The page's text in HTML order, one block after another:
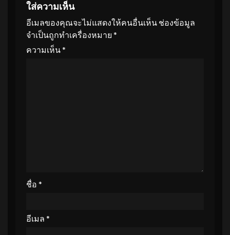
ใส่ความเห็น
อีเมลของคุณจะไม่แสดงให้คนอื่นเห็น ช่องข้อมูล
จำเป็นถูกทำเครื่องหมาย *
ความเห็น*
ชื่อ *
อีเมล *